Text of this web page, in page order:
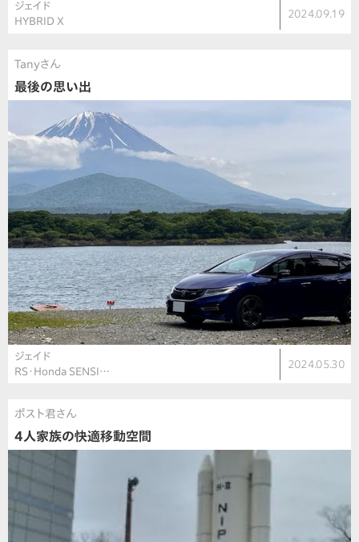
ジェイド
HYBRID X
2024.09.19
Tanyさん
最後の思い出
ジェイド
RS・Honda SENSI…
2024.05.30
ポスト君さん
4人家族の快適移動空間